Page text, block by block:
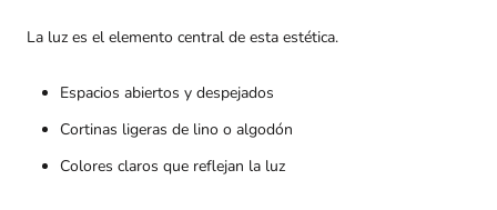
La luz es el elemento central de esta estética.
Espacios abiertos y despejados
Cortinas ligeras de lino o algodón
Colores claros que reflejan la luz